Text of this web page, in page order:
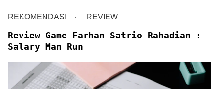
REKOMENDASI REVIEW
Review Game Farhan Satrio Rahadian :
Salary Man Run